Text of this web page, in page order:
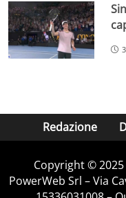
Redazione
Copyright ©
PowerWeb Srl – Via